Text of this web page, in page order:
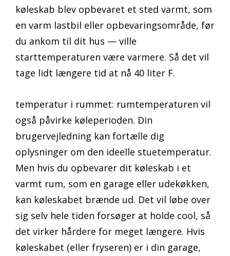
køleskab blev opbevaret et sted varmt, som
en varm lastbil eller opbevaringsområde, før
du ankom til dit hus — ville
starttemperaturen være varmere. Så det vil
tage lidt længere tid at nå 40 liter F.
temperatur i rummet: rumtemperaturen vil
også påvirke køleperioden. Din
brugervejledning kan fortælle dig
oplysninger om den ideelle stuetemperatur.
Men hvis du opbevarer dit køleskab i et
varmt rum, som en garage eller udekøkken,
kan køleskabet brænde ud. Det vil løbe over
sig selv hele tiden forsøger at holde cool, så
det virker hårdere for meget længere. Hvis
køleskabet (eller fryseren) er i din garage,